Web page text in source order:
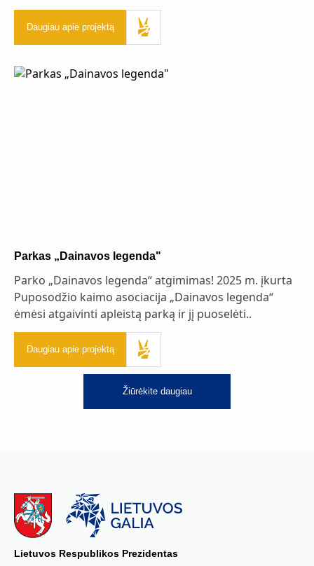
Daugiau apie projektą
Parkas „Dainavos legenda"
Parko „Dainavos legenda“ atgimimas! 2025 m. įkurta
Puposodžio kaimo asociacija „Dainavos legenda“
ėmėsi atgaivinti apleistą parką ir jį puoselėti..
Daugiau apie projektą
Žiūrėkite daugiau
Lietuvos Respublikos Prezidentas